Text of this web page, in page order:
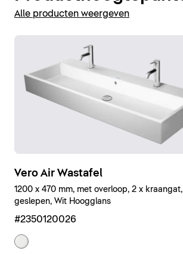
Alle producten weergeven
Vero Air Wastafel
1200 x 470 mm, met overloop, 2 x kraangat,
geslepen, Wit Hoogglans
#2350120026